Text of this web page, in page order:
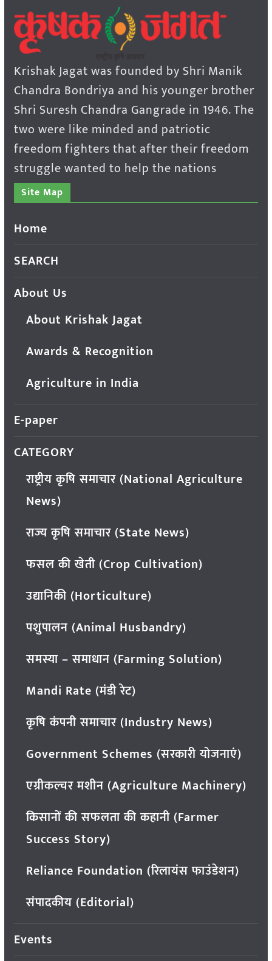
Krishak Jagat was founded by Shri Manik
Chandra Bondriya and his younger brother
Shri Suresh Chandra Gangrade in 1946. The
two were like minded and patriotic
freedom fighters that after their freedom
struggle wanted to help the nations
Site Map
Home
SEARCH
About Us
About Krishak Jagat
Awards & Recognition
Agriculture in India
E-paper
CATEGORY
राष्ट्रीय कृषि समाचार (National Agriculture
News)
राज्य कृषि समाचार (State News)
फसल की खेती (Crop Cultivation)
उद्यानिकी (Horticulture)
पशुपालन (Animal Husbandry)
समस्या – समाधान (Farming Solution)
Mandi Rate (मंडी रेट)
कृषि कंपनी समाचार (Industry News)
Government Schemes (सरकारी योजनाएं)
एग्रीकल्चर मशीन (Agriculture Machinery)
किसानों की सफलता की कहानी (Farmer
Success Story)
Reliance Foundation (रिलायंस फाउंडेशन)
संपादकीय (Editorial)
Events